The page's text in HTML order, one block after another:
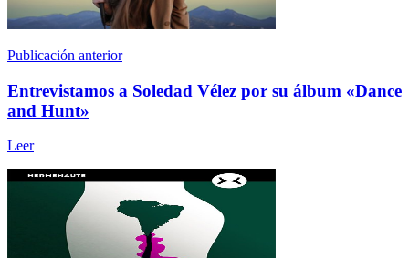
Publicación anterior
Entrevistamos a Soledad Vélez por su álbum «Dance
and Hunt»
Leer